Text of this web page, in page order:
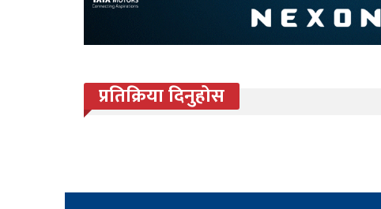
प्रतिक्रिया दिनुहोस